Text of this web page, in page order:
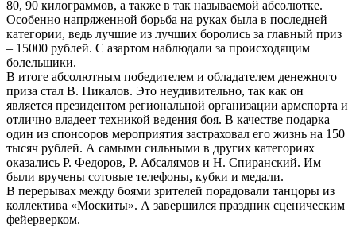
80, 90 килограммов, а также в так называемой абсолютке.
Особенно напряженной борьба на руках была в последней
категории, ведь лучшие из лучших боролись за главный приз
– 15000 рублей. С азартом наблюдали за происходящим
болельщики.
В итоге абсолютным победителем и обладателем денежного
приза стал В. Пикалов. Это неудивительно, так как он
является президентом региональной организации армспорта и
отлично владеет техникой ведения боя. В качестве подарка
один из спонсоров мероприятия застраховал его жизнь на 150
тысяч рублей. А самыми сильными в других категориях
оказались Р. Федоров, Р. Абсалямов и Н. Спиранский. Им
были вручены сотовые телефоны, кубки и медали.
В перерывах между боями зрителей порадовали танцоры из
коллектива «Москиты». А завершился праздник сценическим
фейерверком.